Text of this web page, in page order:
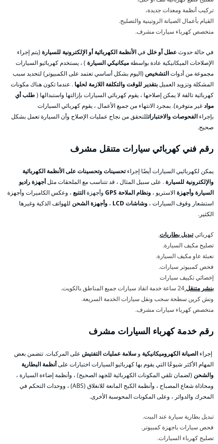
تركيب أنظمة ومعدات جديدة،
القيام بأعمال الصيانة الروتينية والتصليح.
متخصص كهرباء سيارات مشرف.
في حالة حدوثعطل أو خلل فيالأنظمة الكهربائية أو الإلكترونية للسيارة (يتم إجراء
الإصلاحات الميكانيكية عادة بواسطةميكانيكي السيارة ) ، يستخدم كهربائيو السيارات
مجموعة من أدواتالتشخيص (اليوم بشكل أساسي تعتمد على الكمبيوتر) لتحديد سبب
المشكلة وتزويد العميلبتقدير للوقت والتكلفة اللازمة لحلها . عندما تكون هناك مكونات
كهربائية تالفة لا يمكن إصلاحها ، يقوم كهربائي السيارات بإزالتها واستبدالها (طلب أي
موادغير متوفرة). بمجرد الانتهاء من جميع الأعمال ، يقوم كهربائي السيارات
بإجراء الفحوصات والاختباراتللتحقق من نجاح عمليات الإصلاح وأن السيارة تعمل بشكل
صحيح.
رقم فني كهربائي سيارات متنقل مشرف
يمكن لكهربائيي السيارات أيضًا إجراءتحسينات وتحسينات على الأنظمة الكهربائية
والإلكترونية للسيارة. على سبيل المثال ، قد تتناسب مع الملحقات مثلأجهزة راديو
السيارة وأجهزةالاستريو ، ونظام الملاحة GPS وأجهزةالتتبع ، وعكس الكاميرات وأجهزة
استشعار وقوف السيارات ، وشاشات LCD ، وأجهزة الشحن للهواتف الذكية وغيرها
الكثير.
كهربائيتبديل بطاريات.
تصليح مكيف السيارة.
نعبئة عاو مكيف السيارة.
فحص كمبيوتر سيارات.
إخصائي تكييف سيارات
بنشر متنقل24 ساعة خدمة انقاذ سيارات جميع المناطق بالكويت.
ونش كرين سطحة سحب ونقل سيارات الخدمة السريعة.
متخصص كهرباء سيارات مشرف.
رقم خدمة كهرباء السيارات مشرف
إجراء الصيانة الكهروميكانيكية و سلامة عمليات التفتيش على المركبات. تتضمن بعض
المهام الأكثر شيوعًا التي يقوم بها كهربائيو السيارات اختبارات علىأنظمة البطارية
والشحن (لضمان تلقي المكونات الكهربائية للجهد الصحيح) ، وأنظمة إضاءة السيارة ،
ومحاذاة شعاع المصباح ، وأنظمة الكبح المانعة للانغلاق (ABS) ، ووحدات التحكم في
المحرك والدوائر ، وعلى المكونات المحوسبة الأخرى.
تبديل بطارية سيارة عند البيت.
فحص سيارات باجهزة كمبيوتر.
تصليح كهرباء السيارات.